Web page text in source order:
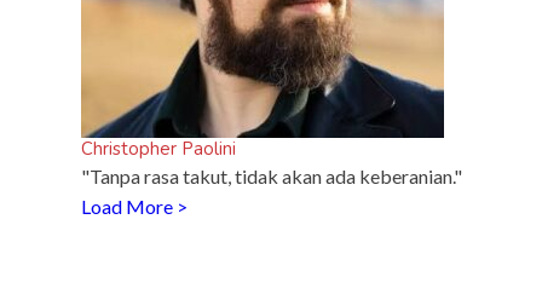
Christopher Paolini
"Tanpa rasa takut, tidak akan ada keberanian."
Load More >